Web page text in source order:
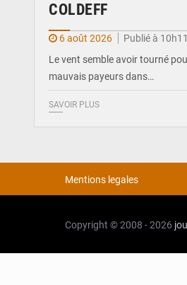
COLDEFF
6 août 2026
Publié à 10h11
Le vent semble avoir tourné
mauvais payeurs dans…
SAVOIR PLUS
Mentions legales
Copyright © 2008 - 2026